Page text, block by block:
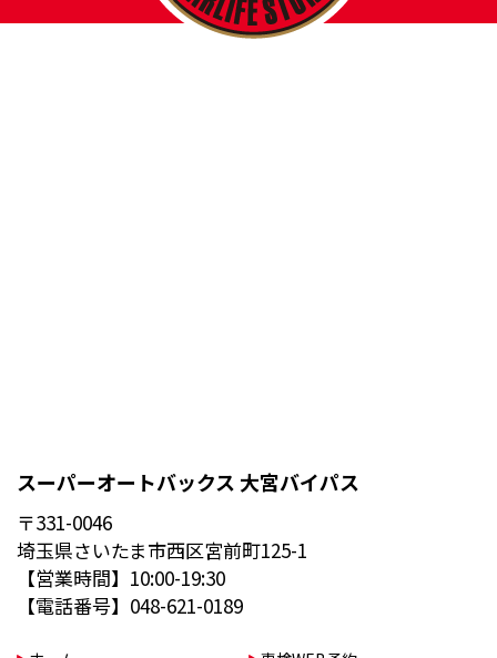
スーパーオートバックス 大宮バイパス
〒331-0046
埼玉県さいたま市西区宮前町125-1
【営業時間】10:00-19:30
【電話番号】048-621-0189